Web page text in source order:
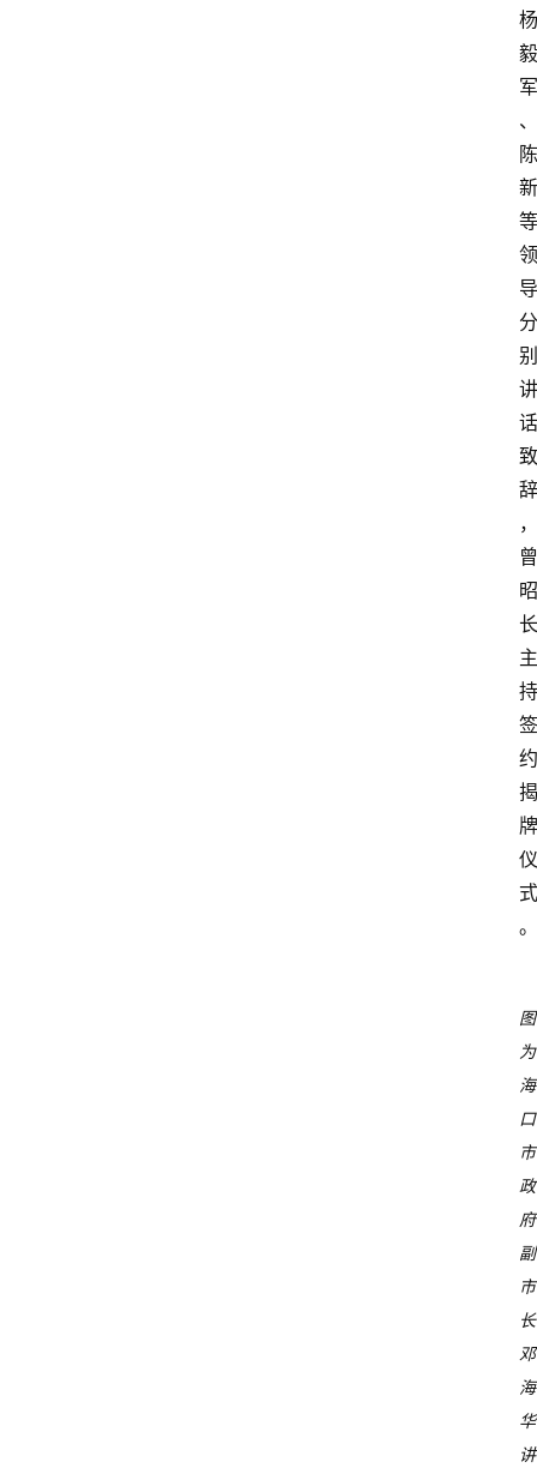
杨
毅
军
、
陈
新
等
领
导
分
别
讲
话
致
辞
，
曾
昭
长
主
持
签
约
揭
牌
仪
式
。
图
为
海
口
市
政
府
副
市
长
邓
海
华
讲